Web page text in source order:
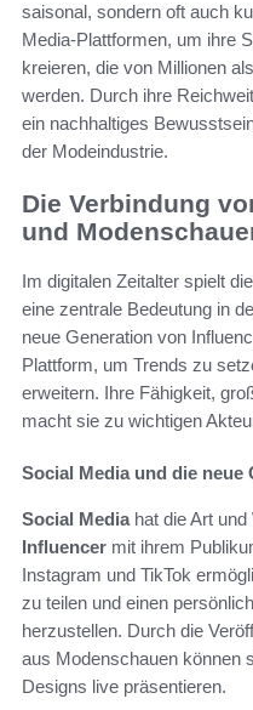
saisonal, sondern oft auch
Media-Plattformen, um ihre
kreieren, die von Millionen
werden. Durch ihre
ein nachhaltiges
der Modeindustrie.
Die Verbindung
und
Im digitalen Zeitalter spielt
eine zentrale Bedeutung in
neue Generation von
Plattform, um Trends zu
erweitern. Ihre Fähigkeit,
macht sie zu wichtigen
Social Media und die
Social Mediahat die Art und
Influencer mit ihrem
Instagram und TikTok
zu teilen und einen
herzustellen. Durch die
aus Modenschauen können
Designs live präsentieren.